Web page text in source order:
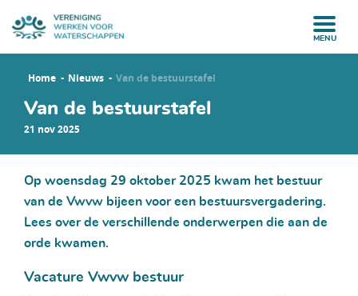
MENU
Home Nieuws Van de bestuurstafel
Van de bestuurstafel
21 nov 2025
Op woensdag 29 oktober 2025 kwam het bestuur
van de Vwvw bijeen voor een bestuursvergadering.
Lees over de verschillende onderwerpen die aan de
orde kwamen.
Vacature Vwvw bestuur